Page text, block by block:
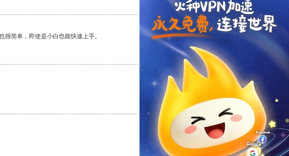
支持[0] 反对
简单，即使是小白也能快速上手。
支持
反对 [0]
支持[0] 反对[0]